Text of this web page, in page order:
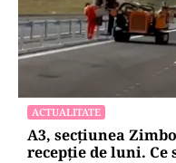
ACTUALITATE
A3, secțiunea
recepție de luni.